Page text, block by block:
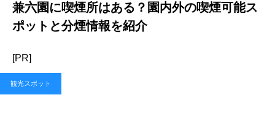
兼六園に喫煙所はある？園内外の喫煙可能ス
ポットと分煙情報を紹介
[PR]
観光スポット